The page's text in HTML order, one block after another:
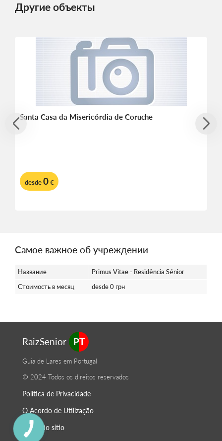
Другие объекты
Santa Casa da Misericórdia de Coruche
desde0€
Самое важное об учреждении
Название
Primus Vitae - Residência Sénior
Стоимость в месяц
desde 0 грн
RaizSenior PT
Guia de Lares em Portugal
© 2024 Todos os direitos reservados
Política de Privacidade
O Acordo de Utilização
Mapa do sítio